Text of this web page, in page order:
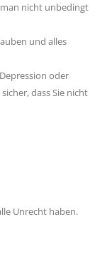
nicht unbedingt
und alles
oder
dass Sie nicht
Unrecht haben.